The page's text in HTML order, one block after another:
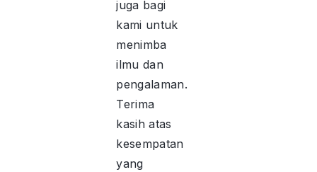
juga bagi
kami untuk
menimba
ilmu dan
pengalaman.
Terima
kasih atas
kesempatan
yang